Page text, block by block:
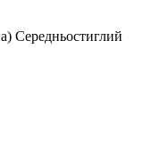
Середньостиглий